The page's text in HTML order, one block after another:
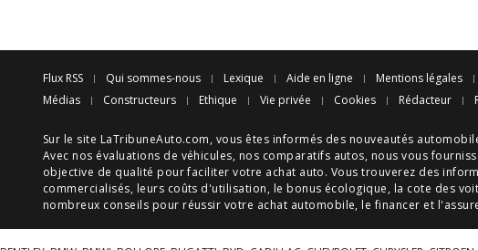
Flux RSS Qui sommes-nous Lexique Aide en ligne Mentions légales
Médias
Constructeurs Ethique Vie privée Cookies Rédacteur
Sur le site LaTribuneAuto.com, vous êtes informés des nouveautés
Avec nos évaluations de véhicules, nos comparatifs autos, nous vous
objective de qualité pour faciliter votre achat auto. Vous trouverez des
commercialisés, leurs coûts d'utilisation, le bonus écologique, la cote des
nombreux conseils pour réussir votre achat automobile, le financer et